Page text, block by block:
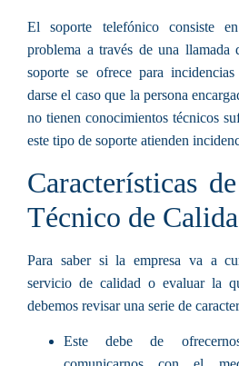
Elsoporte telefónicoconsiste
problema a través de una llamada
soporte se ofrece para
darse el caso que la persona
no tienen conocimientos técnicos
este tipo de soporte atienden
Características
Técnico de
Para saber si la empresa va a
servicio de calidad o evaluar la
debemos revisar una serie de
Este debe de